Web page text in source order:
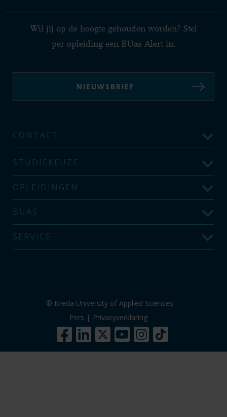
Wil jij op de hoogte gehouden worden? Stel
per opleiding een BUas Alert in:
NIEUWSBRIEF
CONTACT
STUDIEKEUZE
OPLEIDINGEN
BUAS
SERVICE
© Breda University of Applied Sciences
Pers | Privacyverklaring